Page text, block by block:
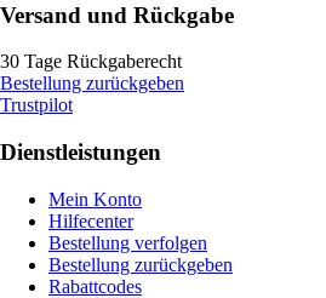
Versand und Rückgabe
30 Tage Rückgaberecht
Bestellung zurückgeben
Trustpilot
Dienstleistungen
Mein Konto
Hilfecenter
Bestellung verfolgen
Bestellung zurückgeben
Rabattcodes